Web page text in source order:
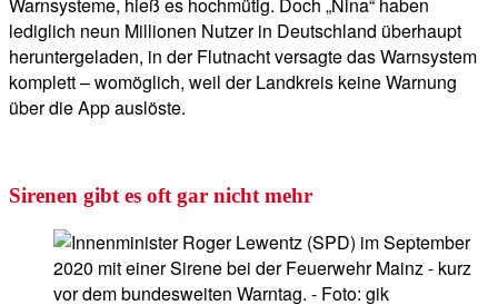
lediglich neun Millionen Nutzer in Deutschland überhaupt
heruntergeladen, in der Flutnacht versagte das Warnsystem
komplett – womöglich, weil der Landkreis keine Warnung
über die App auslöste.
Sirenen gibt es oft gar nicht mehr